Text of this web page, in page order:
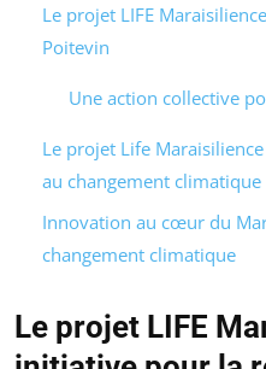
Le projet LIFE
Poitevin
Une action collective
Le projet Life
au changement climatique
Innovation au cœur du
changement climatique
Le projet LIFE